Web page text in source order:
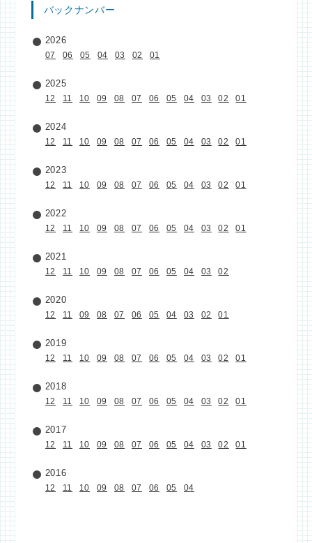
バックナンバー
2026
07 06 05 04 03 02 01
2025
12 11 10 09 08 07 06 05 04 03 02 01
2024
12 11 10 09 08 07 06 05 04 03 02 01
2023
12 11 10 09 08 07 06 05 04 03 02 01
2022
12 11 10 09 08 07 06 05 04 03 02 01
2021
12 11 10 09 08 07 06 05 04 03 02
2020
12 11 09 08 07 06 05 04 03 02 01
2019
12 11 10 09 08 07 06 05 04 03 02 01
2018
12 11 10 09 08 07 06 05 04 03 02 01
2017
12 11 10 09 08 07 06 05 04 03 02 01
2016
12 11 10 09 08 07 06 05 04